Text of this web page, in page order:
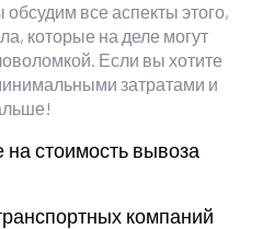
все аспекты этого,
которые на деле могут
Если вы хотите
затратами и
стоимость вывоза
компаний